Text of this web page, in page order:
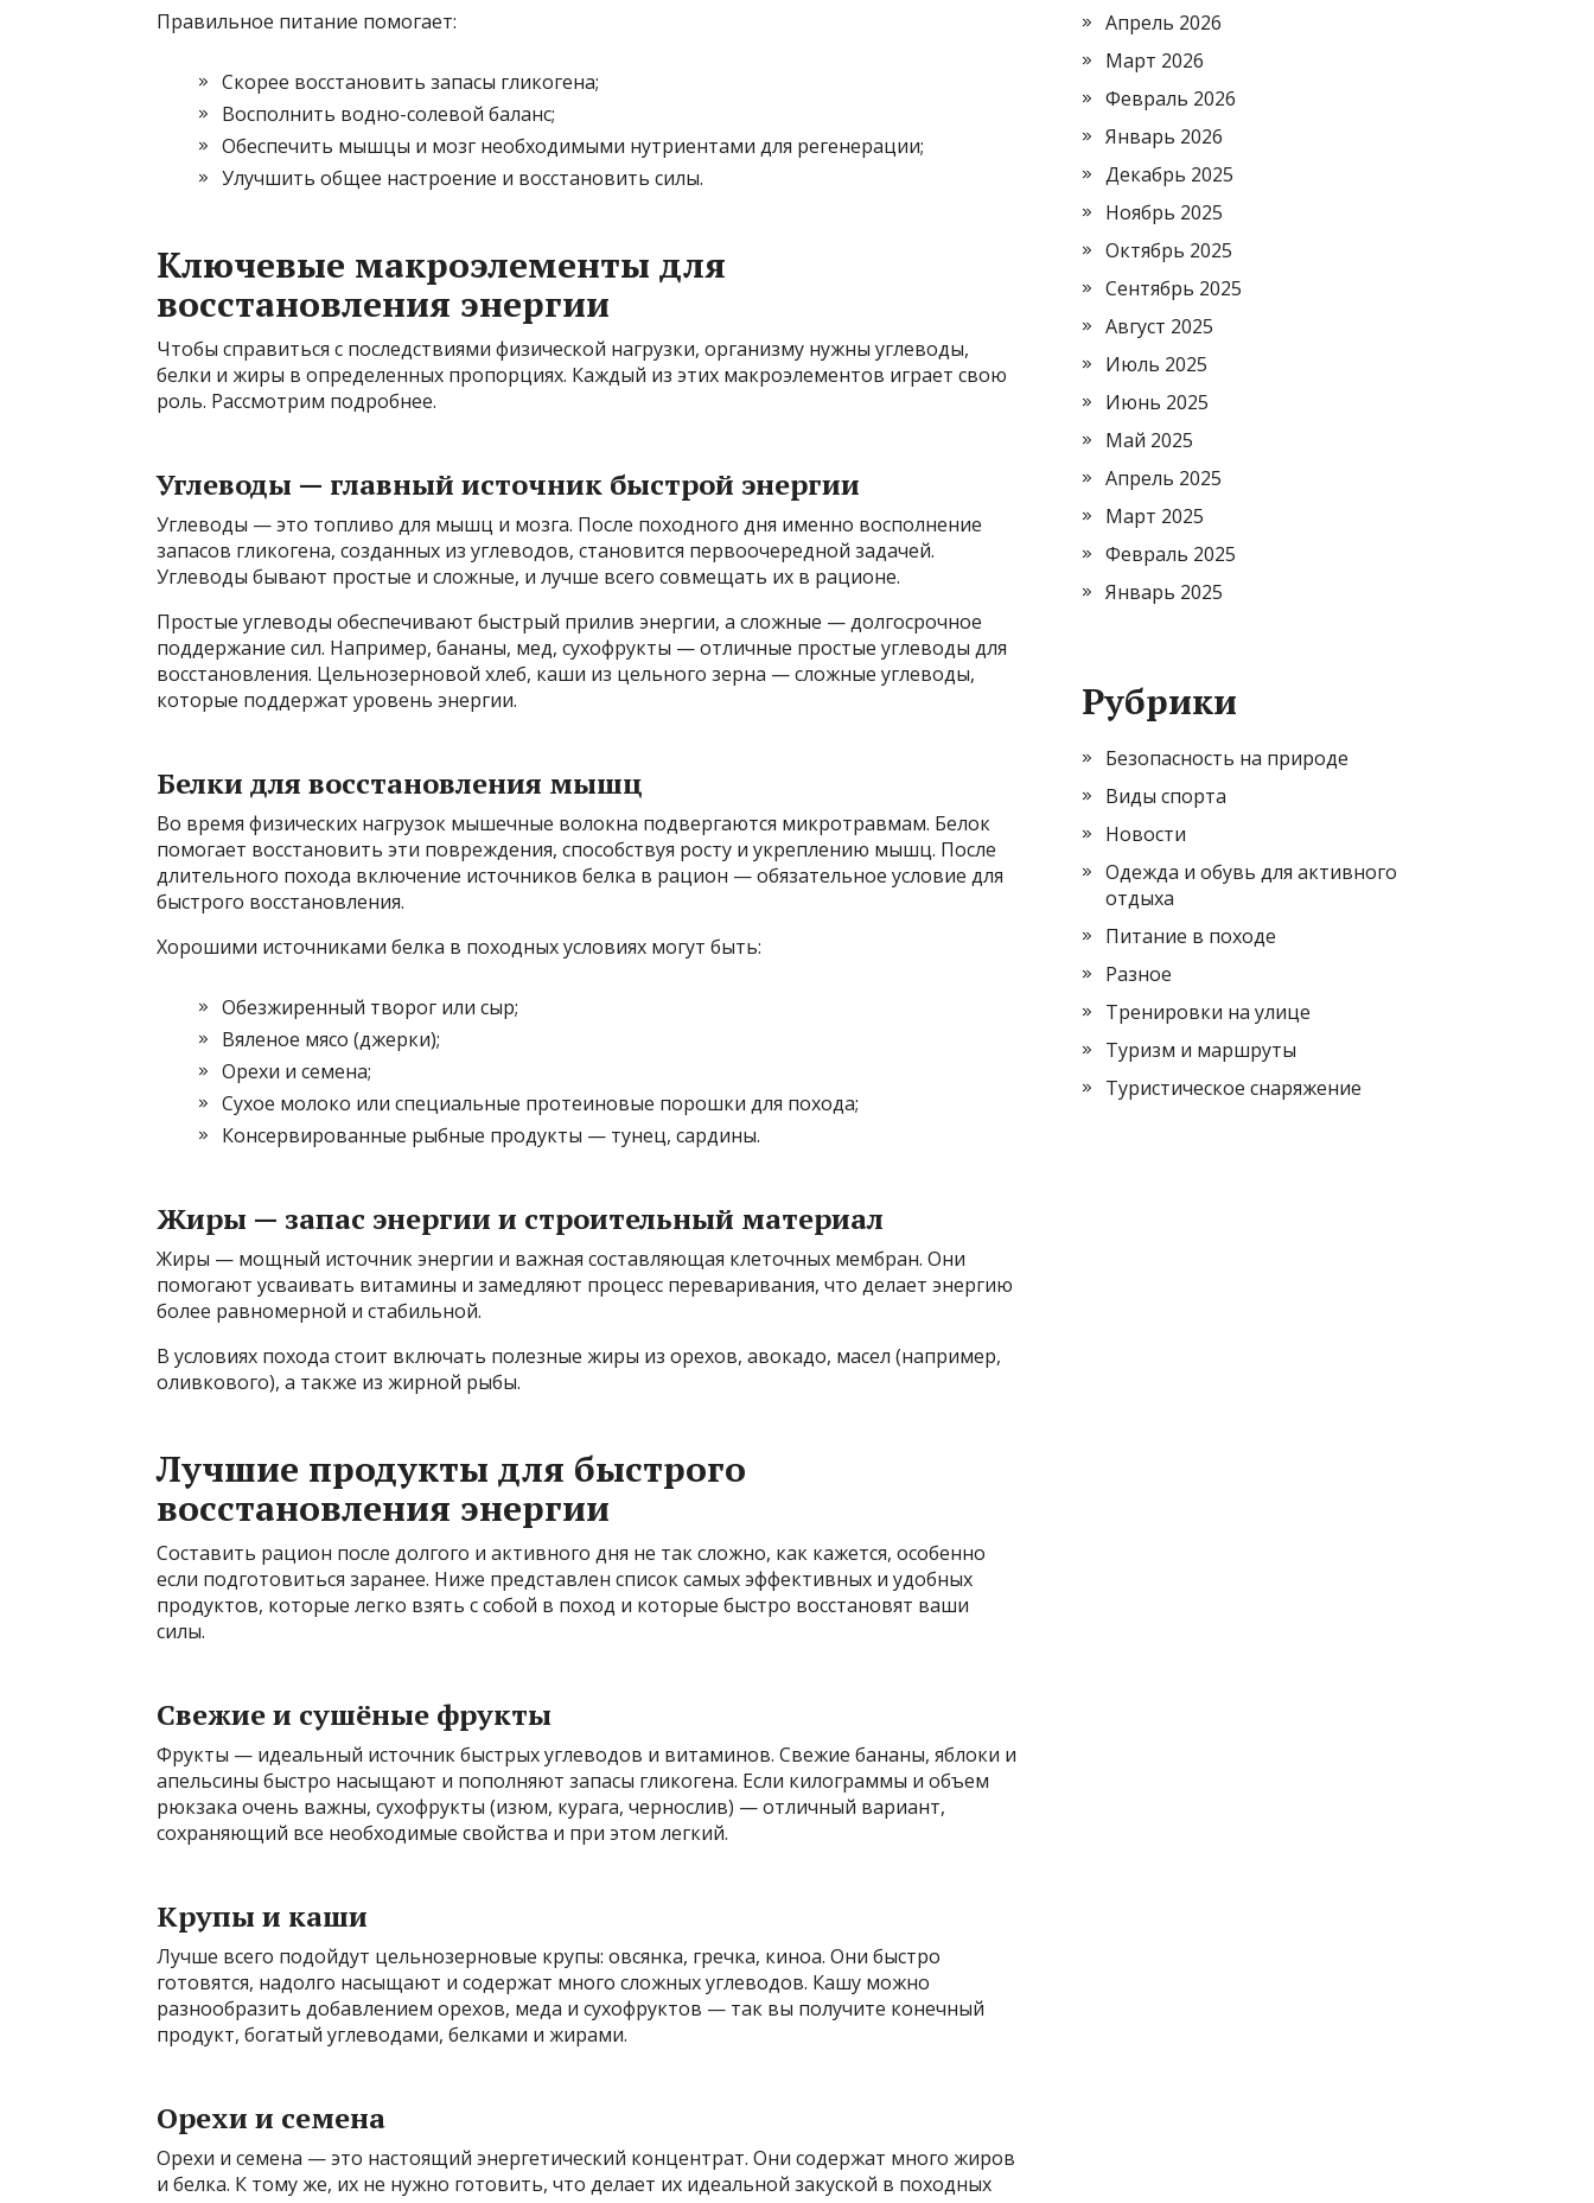
Правильное питание помогает:
Скорее восстановить запасы гликогена;
Восполнить водно-солевой баланс;
Обеспечить мышцы и мозг необходимыми нутриентами для регенерации;
Улучшить общее настроение и восстановить силы.
Ключевые макроэлементы для
восстановления энергии
Чтобы справиться с последствиями физической нагрузки, организму нужны углеводы,
белки и жиры в определенных пропорциях. Каждый из этих макроэлементов играет свою
роль. Рассмотрим подробнее.
Углеводы — главный источник быстрой энергии
Углеводы — это топливо для мышц и мозга. После походного дня именно восполнение
запасов гликогена, созданных из углеводов, становится первоочередной задачей.
Углеводы бывают простые и сложные, и лучше всего совмещать их в рационе.
Простые углеводы обеспечивают быстрый прилив энергии, а сложные — долгосрочное
поддержание сил. Например, бананы, мед, сухофрукты — отличные простые углеводы для
восстановления. Цельнозерновой хлеб, каши из цельного зерна — сложные углеводы,
которые поддержат уровень энергии.
Белки для восстановления мышц
Во время физических нагрузок мышечные волокна подвергаются микротравмам. Белок
помогает восстановить эти повреждения, способствуя росту и укреплению мышц. После
длительного похода включение источников белка в рацион — обязательное условие для
быстрого восстановления.
Хорошими источниками белка в походных условиях могут быть:
Обезжиренный творог или сыр;
Вяленое мясо (джерки);
Орехи и семена;
Сухое молоко или специальные протеиновые порошки для похода;
Консервированные рыбные продукты — тунец, сардины.
Жиры — запас энергии и строительный материал
Жиры — мощный источник энергии и важная составляющая клеточных мембран. Они
помогают усваивать витамины и замедляют процесс переваривания, что делает энергию
более равномерной и стабильной.
В условиях похода стоит включать полезные жиры из орехов, авокадо, масел (например,
оливкового), а также из жирной рыбы.
Лучшие продукты для быстрого
восстановления энергии
Составить рацион после долгого и активного дня не так сложно, как кажется, особенно
если подготовиться заранее. Ниже представлен список самых эффективных и удобных
продуктов, которые легко взять с собой в поход и которые быстро восстановят ваши
силы.
Свежие и сушёные фрукты
Фрукты — идеальный источник быстрых углеводов и витаминов. Свежие бананы, яблоки и
апельсины быстро насыщают и пополняют запасы гликогена. Если килограммы и объем
рюкзака очень важны, сухофрукты (изюм, курага, чернослив) — отличный вариант,
сохраняющий все необходимые свойства и при этом легкий.
Крупы и каши
Лучше всего подойдут цельнозерновые крупы: овсянка, гречка, киноа. Они быстро
готовятся, надолго насыщают и содержат много сложных углеводов. Кашу можно
разнообразить добавлением орехов, меда и сухофруктов — так вы получите конечный
продукт, богатый углеводами, белками и жирами.
Орехи и семена
Орехи и семена — это настоящий энергетический концентрат. Они содержат много жиров
и белка. К тому же, их не нужно готовить, что делает их идеальной закуской в походных
Апрель 2026
Март 2026
Февраль 2026
Январь 2026
Декабрь 2025
Ноябрь 2025
Октябрь 2025
Сентябрь 2025
Август 2025
Июль 2025
Июнь 2025
Май 2025
Апрель 2025
Март 2025
Февраль 2025
Январь 2025
Рубрики
Безопасность на природе
Виды спорта
Новости
Одежда и обувь для активного
отдыха
Питание в походе
Разное
Тренировки на улице
Туризм и маршруты
Туристическое снаряжение